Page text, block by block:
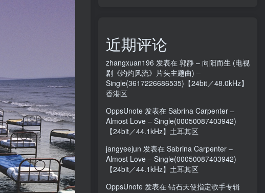
近期评论
zhangxuan196 发表在 郭静 – 向阳而生 (电视
剧《灼灼风流》片头主题曲) –
Single(3617226686535)【24bit／48.0kHz】
香港区
OppsUnote 发表在 Sabrina Carpenter –
Almost Love – Single(00050087403942)
【24bit／44.1kHz】土耳其区
jangyeejun 发表在 Sabrina Carpenter –
Almost Love – Single(00050087403942)
【24bit／44.1kHz】土耳其区
OppsUnote 发表在 钻石天使指定歌手专辑